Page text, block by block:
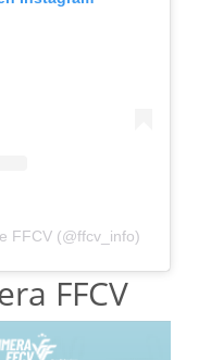
FFCV (@ffcv_info)
FFCV